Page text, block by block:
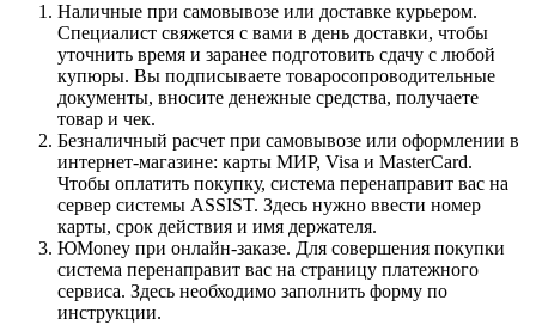
Наличные при самовывозе или доставке курьером.
Специалист свяжется с вами в день доставки, чтобы
уточнить время и заранее подготовить сдачу с любой
купюры. Вы подписываете товаросопроводительные
документы, вносите денежные средства, получаете
товар и чек.
Безналичный расчет при самовывозе или оформлении в
интернет-магазине: карты МИР, Visa и MasterCard.
Чтобы оплатить покупку, система перенаправит вас на
сервер системы ASSIST. Здесь нужно ввести номер
карты, срок действия и имя держателя.
ЮMoney при онлайн-заказе. Для совершения покупки
система перенаправит вас на страницу платежного
сервиса. Здесь необходимо заполнить форму по
инструкции.